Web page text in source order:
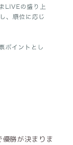
優勝が決まりま